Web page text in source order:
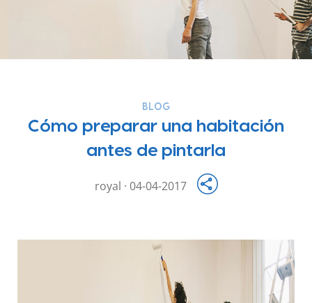
BLOG
Cómo preparar una habitación
antes de pintarla
royal · 04-04-2017